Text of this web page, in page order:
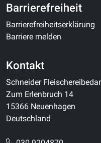
Barrierefreiheit
Barrierefreiheitserklärung
Barriere melden
Kontakt
Schneider
Zum Erlenbruch 14
15366 Neuenhagen
Deutschland